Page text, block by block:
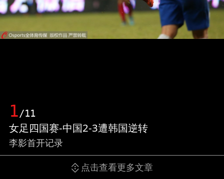
1/11
女足四国赛-中国2-3遭韩国逆转
李影首开记录
点击查看更多文章